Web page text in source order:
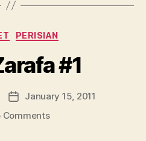
Categories
PERISIAN
#1
PostJanuary 15, 2011
Commentson